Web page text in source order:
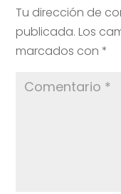
Tu dirección de
publicada. Los
marcados con*